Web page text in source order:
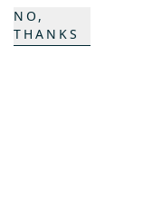
K COMPOSITES
NO,
THANKS